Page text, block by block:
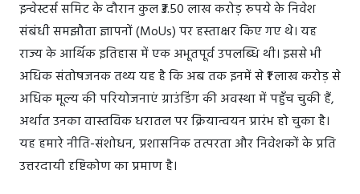
इन्वेस्टर्स समिट के दौरान कुल ₹3.50 लाख करोड़ रुपये के निवेश
संबंधी समझौता ज्ञापनों (MoUs) पर हस्ताक्षर किए गए थे। यह
राज्य के आर्थिक इतिहास में एक अभूतपूर्व उपलब्धि थी। इससे भी
अधिक संतोषजनक तथ्य यह है कि अब तक इनमें से ₹1 लाख करोड़ से
अधिक मूल्य की परियोजनाएं ग्राउंडिंग की अवस्था में पहुँच चुकी हैं,
अर्थात उनका वास्तविक धरातल पर क्रियान्वयन प्रारंभ हो चुका है।
यह हमारे नीति-संशोधन, प्रशासनिक तत्परता और निवेशकों के प्रति
उत्तरदायी दृष्टिकोण का प्रमाण है।